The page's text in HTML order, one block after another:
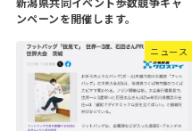
ンペーンを開催します。
ニュース